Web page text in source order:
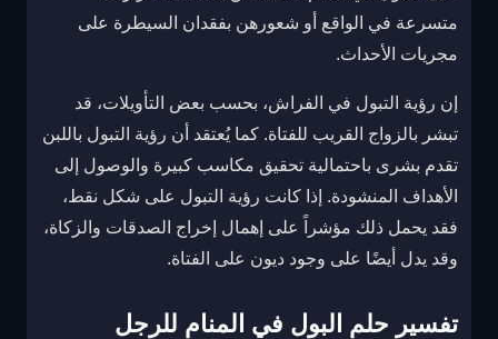
متسرعة في الواقع أو شعورهن بفقدان السيطرة على
مجريات الأحداث.
إن رؤية التبول في الفراش، بحسب بعض التأويلات، قد
تبشر بالزواج القريب للفتاة. كما يُعتقد أن رؤية التبول باللبن
تقدم بشرى باحتمالية تحقيق مكاسب كبيرة والوصول إلى
الأهداف المنشودة. إذا كانت رؤية التبول على شكل نقط،
فقد يحمل ذلك مؤشراً على إهمال إخراج الصدقات والزكاة،
وقد يدل أيضًا على وجود ديون على الفتاة.
تفسير حلم البول في المنام للرجل